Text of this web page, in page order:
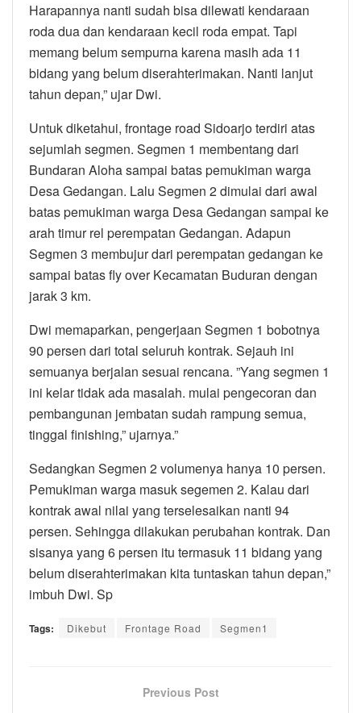
Harapannya nanti sudah bisa dilewati kendaraan
roda dua dan kendaraan kecil roda empat. Tapi
memang belum sempurna karena masih ada 11
bidang yang belum diserahterimakan. Nanti lanjut
tahun depan,” ujar Dwi.
Untuk diketahui, frontage road Sidoarjo terdiri atas
sejumlah segmen. Segmen 1 membentang dari
Bundaran Aloha sampai batas pemukiman warga
Desa Gedangan. Lalu Segmen 2 dimulai dari awal
batas pemukiman warga Desa Gedangan sampai ke
arah timur rel perempatan Gedangan. Adapun
Segmen 3 membujur dari perempatan gedangan ke
sampai batas fly over Kecamatan Buduran dengan
jarak 3 km.
Dwi memaparkan, pengerjaan Segmen 1 bobotnya
90 persen dari total seluruh kontrak. Sejauh ini
semuanya berjalan sesuai rencana. ”Yang segmen 1
ini kelar tidak ada masalah. mulai pengecoran dan
pembangunan jembatan sudah rampung semua,
tinggal finishing,” ujarnya.”
Sedangkan Segmen 2 volumenya hanya 10 persen.
Pemukiman warga masuk segemen 2. Kalau dari
kontrak awal nilai yang terselesaikan nanti 94
persen. Sehingga dilakukan perubahan kontrak. Dan
sisanya yang 6 persen itu termasuk 11 bidang yang
belum diserahterimakan kita tuntaskan tahun depan,”
imbuh Dwi. Sp
Tags: Dikebut Frontage Road Segmen1
Previous Post